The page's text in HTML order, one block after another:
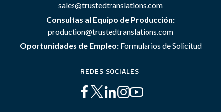
sales@trustedtranslations.com
Consultas al Equipo de Producción:
production@trustedtranslations.com
Oportunidades de Empleo: Formularios de Solicitud
REDES SOCIALES